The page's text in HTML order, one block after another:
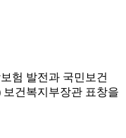
험 발전과 국민보건
보건복지부장관 표창을